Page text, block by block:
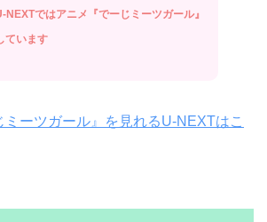
NEXTではアニメ『でーじミーツガール』
ています
ミーツガール』を見れるU-NEXTはこ